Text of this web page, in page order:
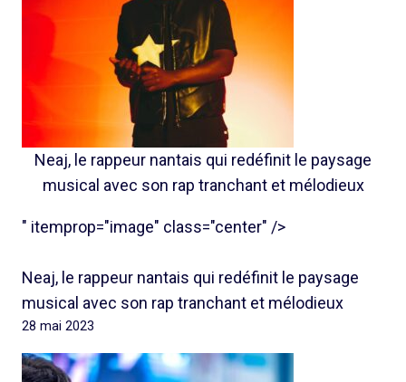
Neaj, le rappeur nantais qui redéfinit le paysage
musical avec son rap tranchant et mélodieux
" itemprop="image" class="center" />
Neaj, le rappeur nantais qui redéfinit le paysage
musical avec son rap tranchant et mélodieux
28 mai 2023